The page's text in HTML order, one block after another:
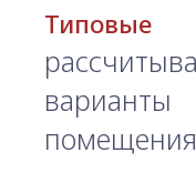
Типовые